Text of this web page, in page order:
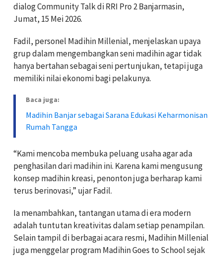
dialog Community Talk di RRI Pro 2 Banjarmasin,
Jumat, 15 Mei 2026.
Fadil, personel Madihin Millenial, menjelaskan upaya
grup dalam mengembangkan seni madihin agar tidak
hanya bertahan sebagai seni pertunjukan, tetapi juga
memiliki nilai ekonomi bagi pelakunya.
Baca juga:
Madihin Banjar sebagai Sarana Edukasi Keharmonisan
Rumah Tangga
“Kami mencoba membuka peluang usaha agar ada
penghasilan dari madihin ini. Karena kami mengusung
konsep madihin kreasi, penonton juga berharap kami
terus berinovasi,” ujar Fadil.
Ia menambahkan, tantangan utama di era modern
adalah tuntutan kreativitas dalam setiap penampilan.
Selain tampil di berbagai acara resmi, Madihin Millenial
juga menggelar program Madihin Goes to School sejak